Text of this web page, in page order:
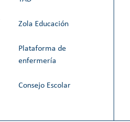
Zola Educación
Plataforma de
enfermería
Consejo Escolar